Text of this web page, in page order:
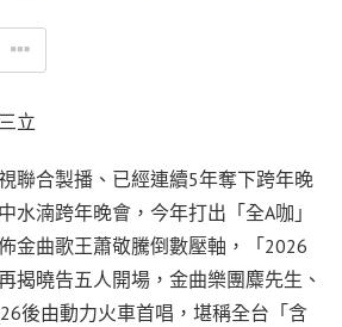
立
聯合製播、已經連續5年奪下跨年晚
水湳跨年晚會，今年打出「全A咖」
金曲歌王蕭敬騰倒數壓軸，「2026
揭曉告五人開場，金曲樂團麋先生、
後由動力火車首唱，堪稱全台「含